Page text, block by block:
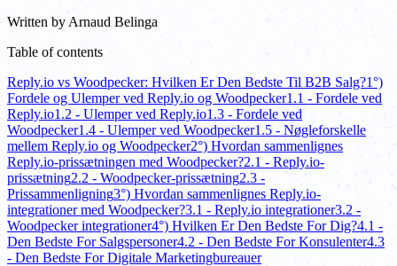
Written by Arnaud Belinga
Table of contents
Reply.io vs Woodpecker: Hvilken Er Den Bedste Til B2B Salg?1°)
Fordele og Ulemper ved Reply.io og Woodpecker1.1 - Fordele ved
Reply.io1.2 - Ulemper ved Reply.io1.3 - Fordele ved
Woodpecker1.4 - Ulemper ved Woodpecker1.5 - Nøgleforskelle
mellem Reply.io og Woodpecker2°) Hvordan sammenlignes
Reply.io-prissætningen med Woodpecker?2.1 - Reply.io-
prissætning2.2 - Woodpecker-prissætning2.3 -
Prissammenligning3°) Hvordan sammenlignes Reply.io-
integrationer med Woodpecker?3.1 - Reply.io integrationer3.2 -
Woodpecker integrationer4°) Hvilken Er Den Bedste For Dig?4.1 -
Den Bedste For Salgspersoner4.2 - Den Bedste For Konsulenter4.3
- Den Bedste For Digitale Marketingbureauer